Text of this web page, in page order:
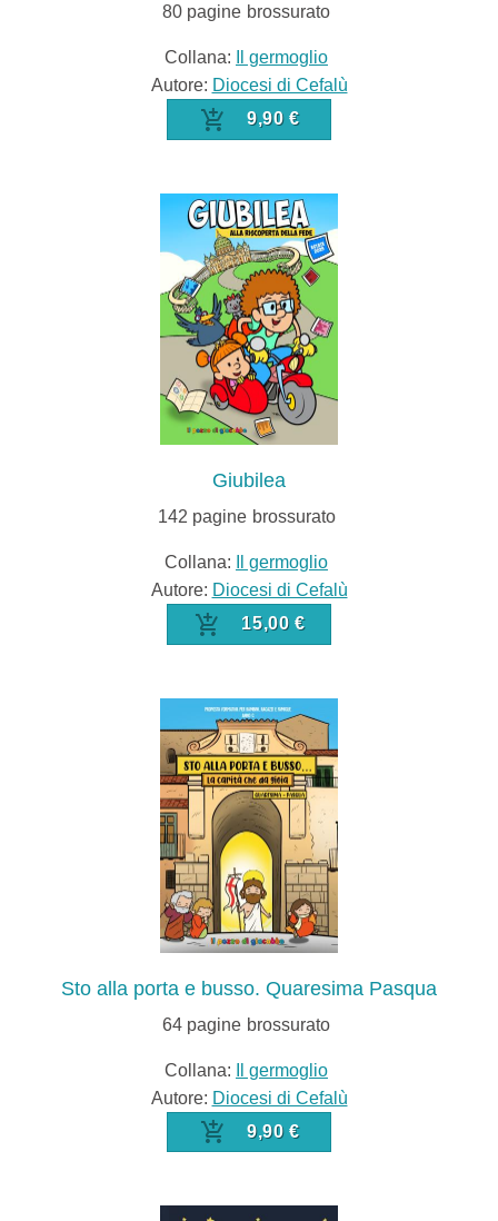
80 pagine brossurato
Collana:
Il germoglio
Autore: Diocesi di Cefalù
9,90 €
Giubilea
142 pagine brossurato
Collana:
Il germoglio
Autore: Diocesi di Cefalù
15,00 €
Sto alla porta e busso. Quaresima Pasqua
64 pagine brossurato
Collana:
Il germoglio
Autore: Diocesi di Cefalù
9,90 €